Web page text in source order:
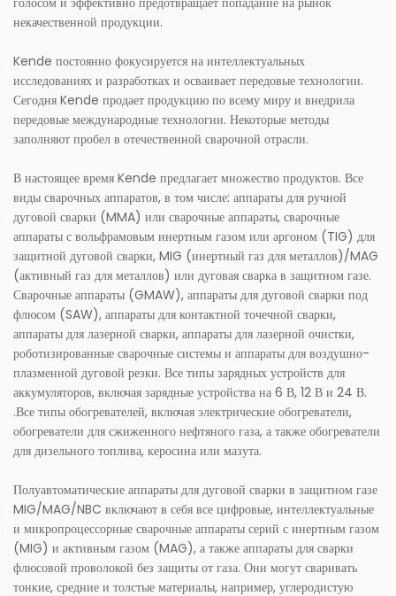
некачественной продукции.
Kende постоянно фокусируется на интеллектуальных
исследованиях и разработках и осваивает передовые технологии.
Сегодня Kende продает продукцию по всему миру и внедрила
передовые международные технологии. Некоторые методы
заполняют пробел в отечественной сварочной отрасли.
В настоящее время Kende предлагает множество продуктов. Все
виды сварочных аппаратов, в том числе: аппараты для ручной
дуговой сварки (MMA) или сварочные аппараты, сварочные
аппараты с вольфрамовым инертным газом или аргоном (TIG) для
защитной дуговой сварки, MIG (инертный газ для металлов)/MAG
(активный газ для металлов) или дуговая сварка в защитном газе.
Сварочные аппараты (GMAW), аппараты для дуговой сварки под
флюсом (SAW), аппараты для контактной точечной сварки,
аппараты для лазерной сварки, аппараты для лазерной очистки,
роботизированные сварочные системы и аппараты для воздушно-
плазменной дуговой резки. Все типы зарядных устройств для
аккумуляторов, включая зарядные устройства на 6 В, 12 В и 24 В.
.Все типы обогревателей, включая электрические обогреватели,
обогреватели для сжиженного нефтяного газа, а также обогреватели
для дизельного топлива, керосина или мазута.
Полуавтоматические аппараты для дуговой сварки в защитном газе
MIG/MAG/NBC включают в себя все цифровые, интеллектуальные
и микропроцессорные сварочные аппараты серий с инертным газом
(MIG) и активным газом (MAG), а также аппараты для сварки
флюсовой проволокой без защиты от газа. Они могут сваривать
тонкие, средние и толстые материалы, например, углеродистую